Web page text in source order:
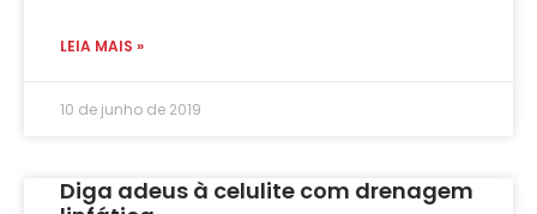
LEIA MAIS »
10 de junho de 2019
Diga adeus à celulite com drenagem